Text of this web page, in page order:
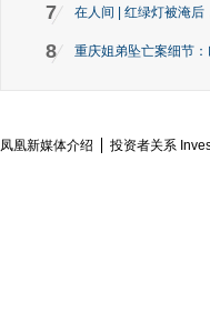
7 在人间 | 红绿灯被淹后
8 重庆姐弟坠亡案细节
凤凰新媒体介绍 投资者关系